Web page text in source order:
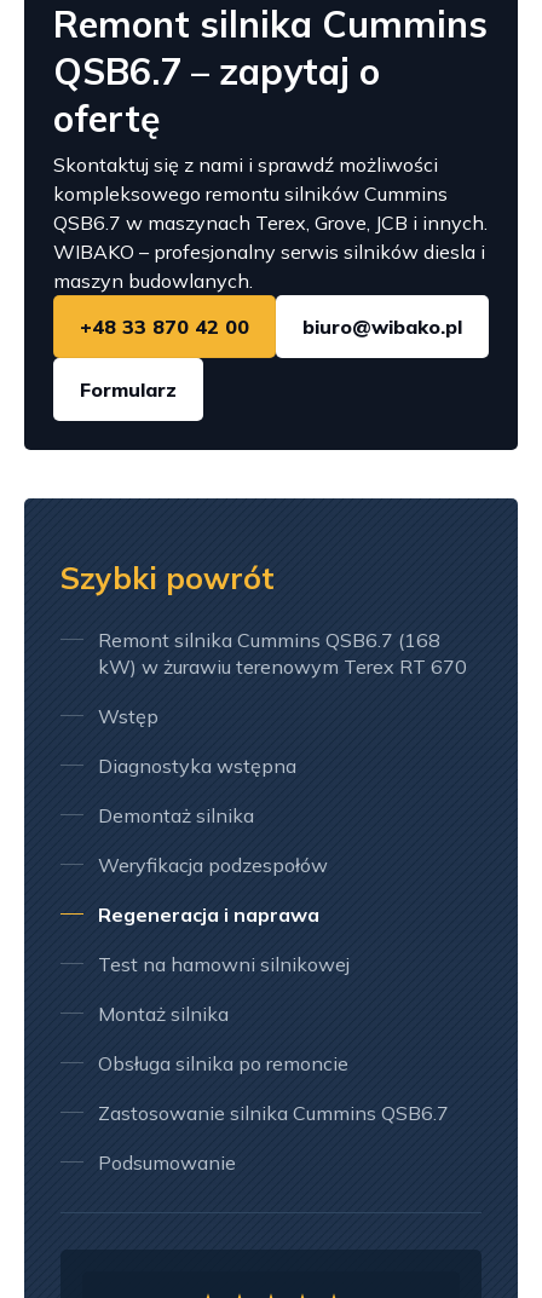
Szybki powrót
Remont silnika Cummins QSB6.7 (168
kW) w żurawiu terenowym Terex RT 670
Wstęp
Diagnostyka wstępna
Demontaż silnika
Weryfikacja podzespołów
Regeneracja i naprawa
Test na hamowni silnikowej
Montaż silnika
Obsługa silnika po remoncie
Zastosowanie silnika Cummins QSB6.7
Podsumowanie
Remont silnika Cummins
QSB6.7 – zapytaj o
ofertę
Skontaktuj się z nami i sprawdź możliwości
kompleksowego remontu silników Cummins
QSB6.7 w maszynach Terex, Grove, JCB i innych.
WIBAKO – profesjonalny serwis silników diesla i
maszyn budowlanych.
+48 33 870 42 00
biuro@wibako.pl
Formularz